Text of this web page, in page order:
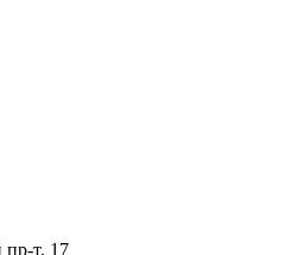
пр-т, 17